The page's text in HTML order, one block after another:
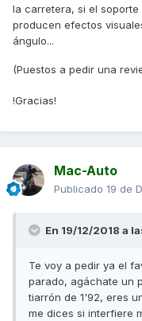
la carretera, si el
producen efectos
ángulo...
(Puestos a pedir una
!Gracias!
Mac-Auto
Publicado 19 de
En 19/12/2018 a
Te voy a pedir ya el
parado, agáchate un
tiarrón de 1'92, eres
me dices si interfiere